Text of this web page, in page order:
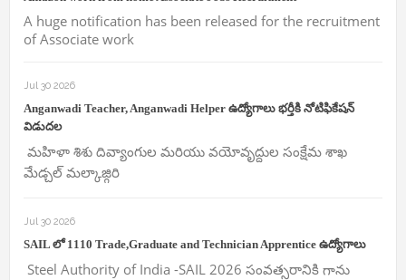
A huge notification has been released for the recruitment
of Associate work
Jul 30 2026
Anganwadi Teacher, Anganwadi Helper ఉద్యోగాలు భర్తీకి నోటిఫికేషన్
విడుదల
మహిళా శిశు దివ్యాంగుల మరియు వయోవృద్దుల సంక్షేమ శాఖ
మేడ్చల్ మల్కాజ్గిరి
Jul 30 2026
SAIL లో 1110 Trade,Graduate and Technician Apprentice ఉద్యోగాలు
Steel Authority of India -SAIL 2026 సంవత్సరానికి గాను